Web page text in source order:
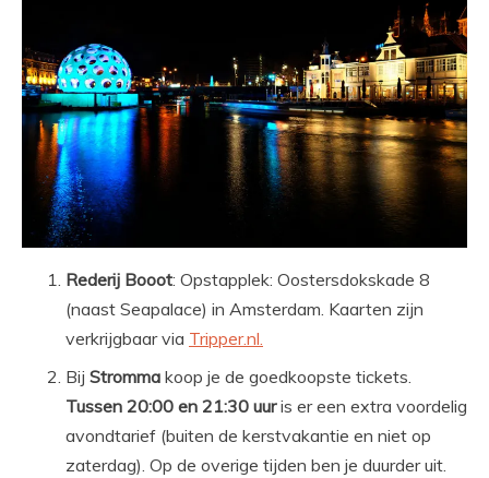
Rederij Booot: Opstapplek: Oostersdokskade 8
(naast Seapalace) in Amsterdam. Kaarten zijn
verkrijgbaar via Tripper.nl.
Bij Stromma koop je de goedkoopste tickets.
Tussen 20:00 en 21:30 uuris er een extra voordelig
avondtarief (buiten de kerstvakantie en niet op
zaterdag). Op de overige tijden ben je duurder uit.